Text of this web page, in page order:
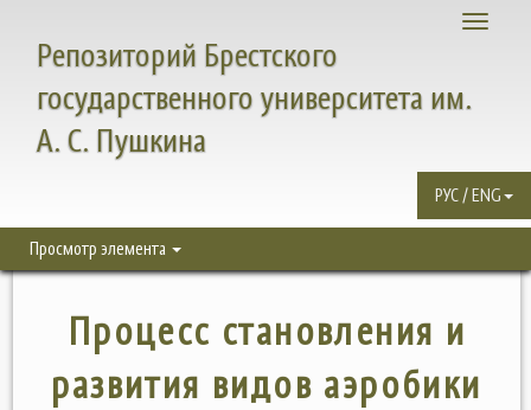
Toggle
Репозиторий Брестского
государственного университета им.
А. С. Пушкина
РУС / ENG
Просмотр элемента
Процесс становления и
развития видов аэробики